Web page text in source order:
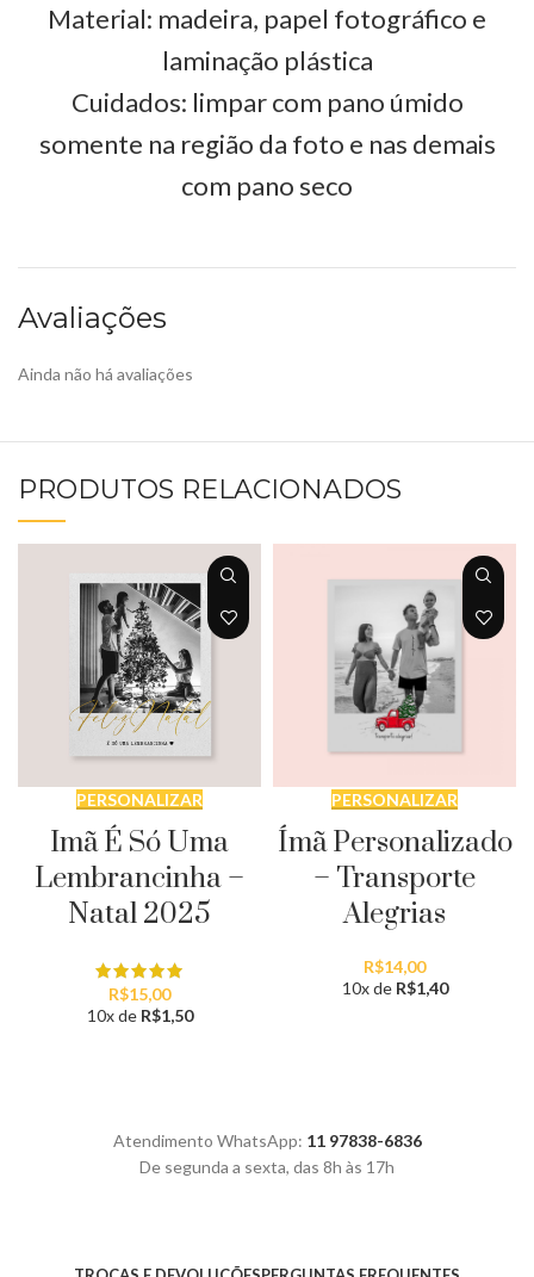
Material: madeira, papel fotográfico e
laminação plástica
Cuidados: limpar com pano úmido
somente na região da foto e nas demais
com pano seco
Avaliações
Ainda não há avaliações
PRODUTOS RELACIONADOS
PERSONALIZAR
Imã É Só Uma
Lembrancinha –
Natal 2025
R$15,00
10x de R$1,50
PERSONALIZAR
Ímã Personalizado
– Transporte
Alegrias
R$14,00
10x de R$1,40
Atendimento WhatsApp: 11 97838-6836
De segunda a sexta, das 8h às 17h